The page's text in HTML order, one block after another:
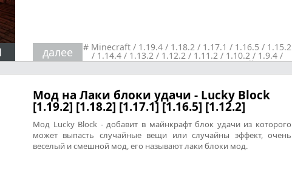
далее # Minecraft/ 1.19.4/ 1.18.2/ 1.17.1 / 1.16.5 / 1.15.2
/ 1.14.4/ 1.13.2/ 1.12.2/ 1.11.2/ 1.10.2/ 1.9.4/
1.8.9/1.7.10/Реалистичность/Шейдеры
Мод на Лаки блоки удачи - Lucky Block
[1.19.2] [1.18.2] [1.17.1] [1.16.5] [1.12.2]
Мод Lucky Block - добавит в майнкрафт блок удачи из которого
может выпасть случайные вещи или случайны эффект, очень
веселый и смешной мод, его называют лаки блоки мод.